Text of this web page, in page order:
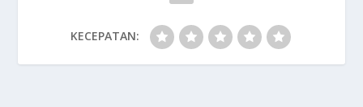
KECEPATAN: